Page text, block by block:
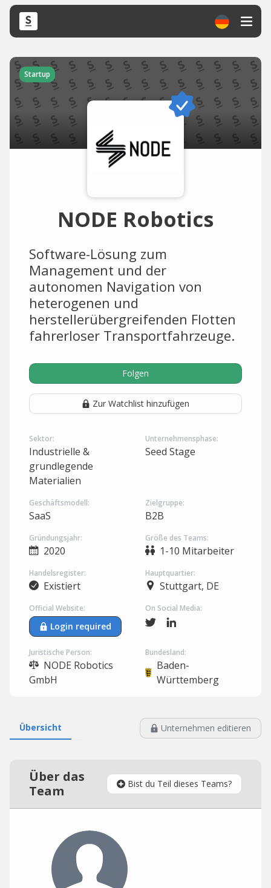
Startup
NODE Robotics
Software-Lösung zum
Management und der
autonomen Navigation von
heterogenen und
herstellerübergreifenden Flotten
fahrerloser Transportfahrzeuge.
Folgen
Zur Watchlist hinzufügen
Sektor:
Industrielle &
grundlegende
Materialien
Unternehmensphase:
Seed Stage
Geschäftsmodell:
SaaS
Zielgruppe:
B2B
Gründungsjahr:
2020
Größe des Teams:
1-10 Mitarbeiter
Handelsregister:
Existiert
Hauptquartier:
Stuttgart, DE
Official Website:
Login required
On Social Media:
Juristische Person:
NODE Robotics
GmbH
Bundesland:
Baden-
Württemberg
Übersicht Unternehmen editieren
Über das
Team
Bist du Teil dieses Teams?